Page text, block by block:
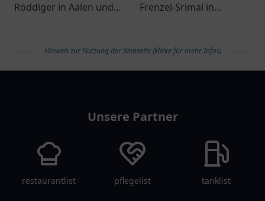
Röddiger in Aalen und
Strahlentherapie in ihrer
Praxis.
Frenzel-Srimal in
in der
Frauengesundheit.
Hinweis zur Nutzung der Webseite (klicke für mehr Infos)
Unsere Partner
restaurantlist pflegelist tanklist